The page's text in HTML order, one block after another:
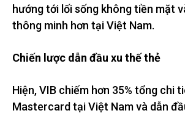
hướng tới lối sống không tiền mặt
thông minh hơn tại Việt Nam.
Chiến lược dẫn đầu xu thế thẻ
Hiện, VIB chiếm hơn 35% tổng chi
Mastercard tại Việt Nam và dẫn